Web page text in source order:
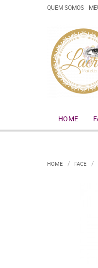
QUEM SOMOS
HOME
HOME FACE